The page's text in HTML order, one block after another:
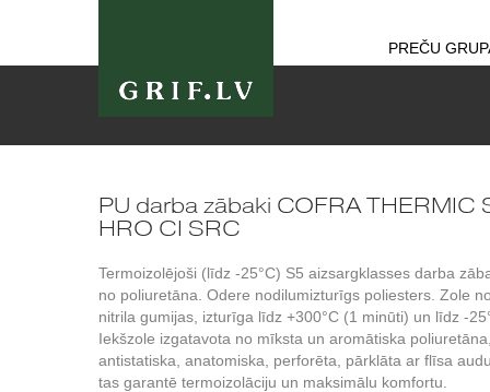
PREČU
PU darba zābaki COFRA THERMIC
HRO CI SRC
Termoizolējoši (līdz -25°C) S5 aizsargklasses darba
no poliuretāna. Odere nodilumizturīgs poliesters. Zole
nitrila gumijas, izturīga līdz +300°C (1 minūti) un līdz -
Iekšzole izgatavota no mīksta un aromātiska
antistatiska, anatomiska, perforēta, pārklāta ar flīsa
tas garantē termoizolāciju un maksimālu komfortu.